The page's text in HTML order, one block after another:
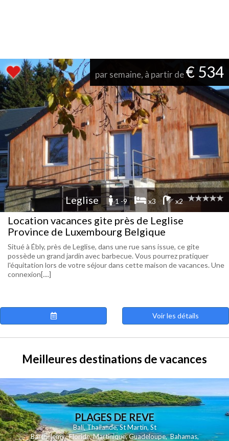
par semaine, à partir de€ 534
Leglise 1 -9 x3 x2
Location vacances gite près de Leglise
Province de Luxembourg Belgique
Situé à Ébly, près de Leglise, dans une rue sans issue, ce gite
possède un grand jardin avec barbecue. Vous pourrez pratiquer
l'équitation lors de votre séjour dans cette maison de vacances. Une
connexion[....]
Voir les détails
Meilleures destinations de vacances
PLAGES DE REVE
Bali,Thailande,St Martin,St
Barthelemy,Floride,Martinique,Guadeloupe,Bahamas,